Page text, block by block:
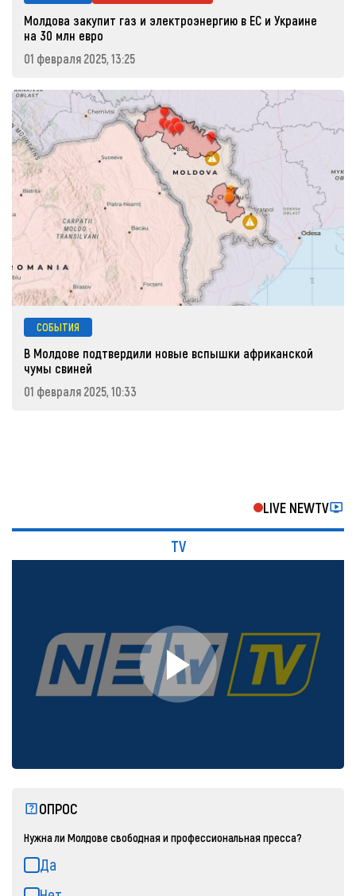
Молдова закупит газ и электроэнергию в ЕС и Украине
на 30 млн евро
01 февраля 2025, 13:25
СОБЫТИЯ
В Молдове подтвердили новые вспышки африканской
чумы свиней
01 февраля 2025, 10:33
LIVE NEWTV
TV
ОПРОС
Нужна ли Молдове свободная и профессиональная пресса?
Да